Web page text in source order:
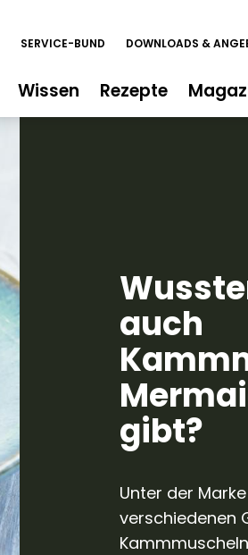
SERVICE-BUND DOWNLOADS &
Wissen Rezepte
auch
gibt?
Unter der
verschiedenen